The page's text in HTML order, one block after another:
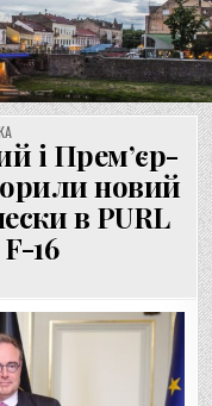
і Прем’єр-
новий
в PURL
16